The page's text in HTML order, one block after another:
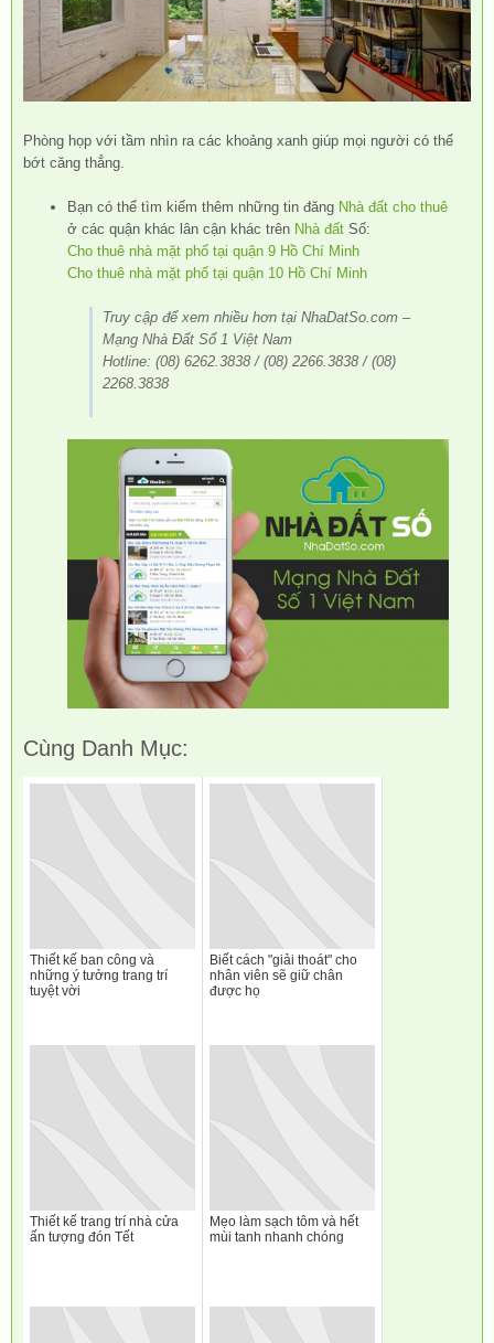
Phòng họp với tầm nhìn ra các khoảng xanh giúp mọi người có thể
bớt căng thẳng.
Bạn có thể tìm kiếm thêm những tin đăng Nhà đất cho thuê
ở các quận khác lân cận khác trên Nhà đất Số:
Cho thuê nhà mặt phố tại quận 9 Hồ Chí Minh
Cho thuê nhà mặt phố tại quận 10 Hồ Chí Minh
Truy cập để xem nhiều hơn tại NhaDatSo.com –
Mạng Nhà Đất Số 1 Việt Nam
Hotline: (08) 6262.3838 / (08) 2266.3838 / (08)
2268.3838
Cùng Danh Mục:
Thiết kế ban công và
những ý tưởng trang trí
tuyệt vời
Biết cách "giải thoát" cho
nhân viên sẽ giữ chân
được họ
Thiết kế trang trí nhà cửa
ấn tượng đón Tết
Mẹo làm sạch tôm và hết
mùi tanh nhanh chóng